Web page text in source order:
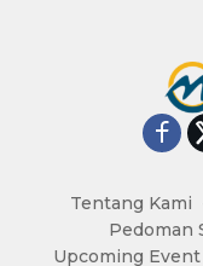
Tentang Kami
Pedoman
Upcoming Event